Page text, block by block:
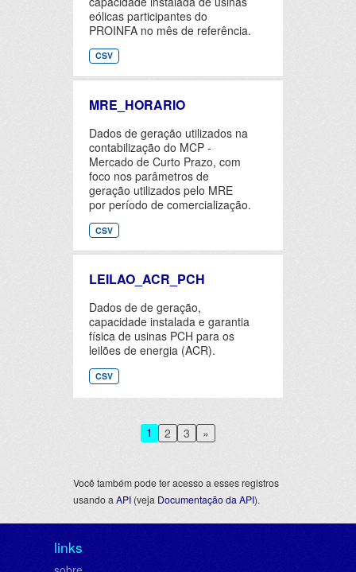
eólicas participantes do
PROINFA no mês de referência.
CSV
MRE_HORARIO
Dados de geração utilizados na
contabilização do MCP -
Mercado de Curto Prazo, com
foco nos parâmetros de
geração utilizados pelo MRE
por período de comercialização.
CSV
LEILAO_ACR_PCH
Dados de de geração,
capacidade instalada e garantia
física de usinas PCH para os
leilões de energia (ACR).
CSV
1 2 3 »
Você também pode ter acesso a esses registros
usando a API (veja Documentação da API).
links